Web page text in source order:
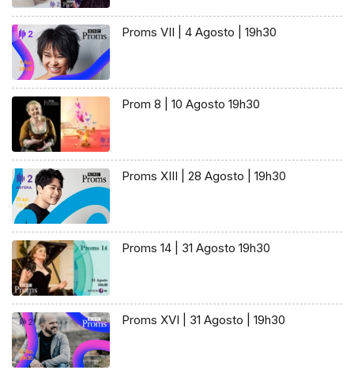
Proms VII | 4 Agosto | 19h30
Prom 8 | 10 Agosto 19h30
Proms XIII | 28 Agosto | 19h30
Proms 14 | 31 Agosto 19h30
Proms XVI | 31 Agosto | 19h30